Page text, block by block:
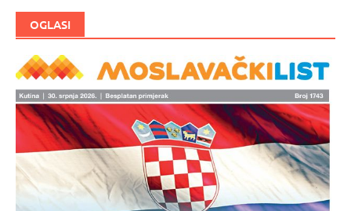
OGLASI